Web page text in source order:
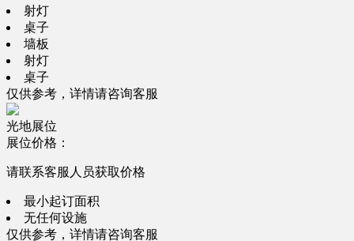
射灯
桌子
墙板
射灯
桌子
仅供参考，详情请咨询客服
光地展位
展位价格：
请联系客服人员获取价格
最小起订面积
无任何设施
仅供参考，详情请咨询客服